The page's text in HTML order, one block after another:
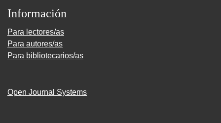
Información
Para lectores/as
Para autores/as
Para bibliotecarios/as
Open Journal Systems